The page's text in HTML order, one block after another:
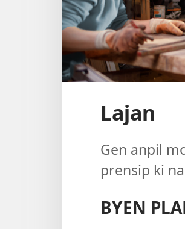
Lajan
Gen anpil
prensip ki
BYEN